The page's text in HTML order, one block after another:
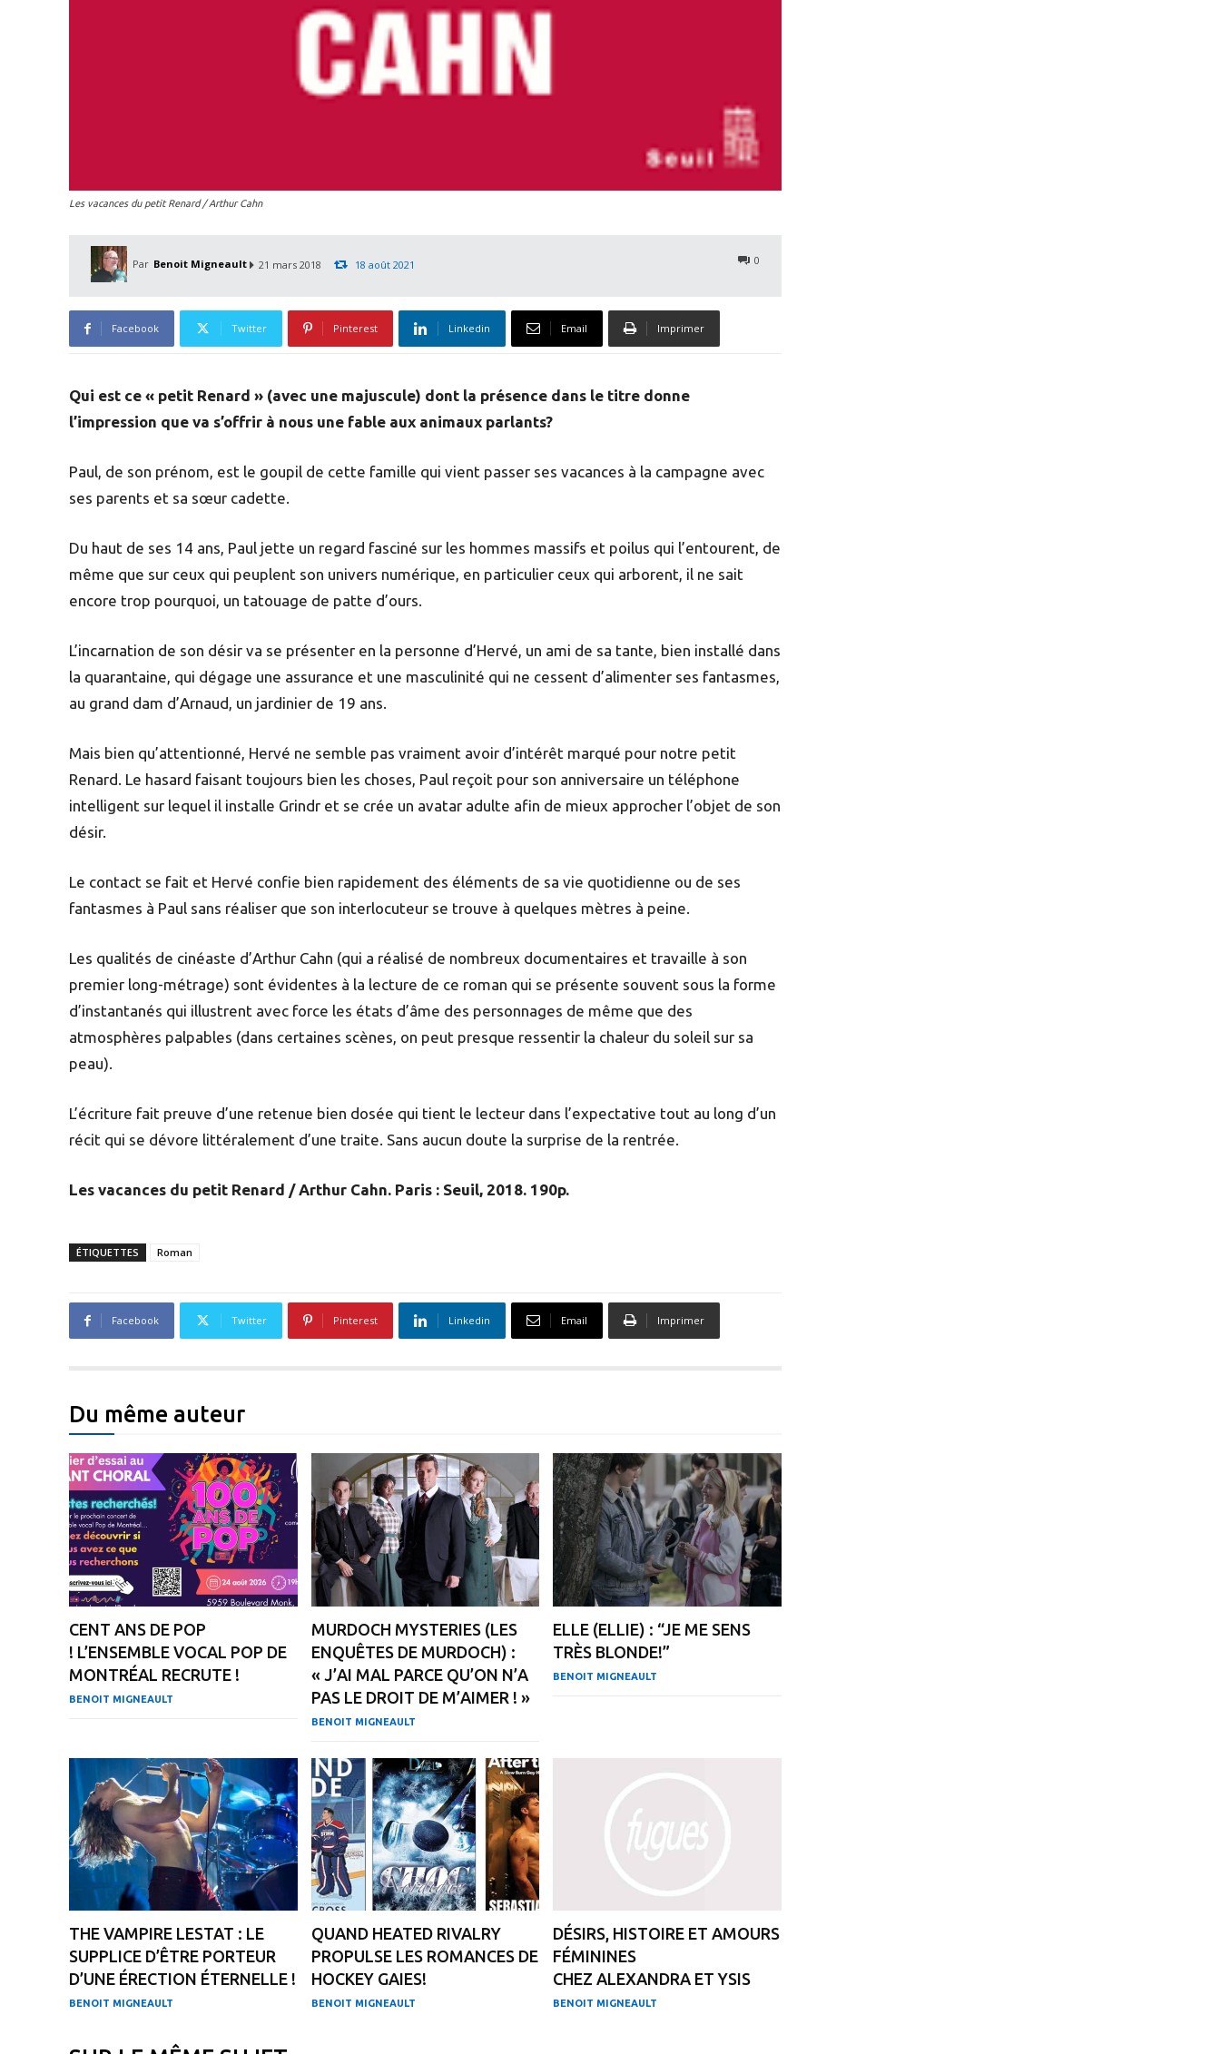
Les vacances du petit Renard / Arthur Cahn
Par Benoit Migneault 21 mars 2018 0
18 août 2021
Facebook Twitter Pinterest Linkedin Email Imprimer
Qui est ce « petit Renard » (avec une majuscule) dont la présence dans le titre donne
l’impression que va s’offrir à nous une fable aux animaux parlants?
Paul, de son prénom, est le goupil de cette famille qui vient passer ses vacances à la campagne avec
ses parents et sa sœur cadette.
Du haut de ses 14 ans, Paul jette un regard fasciné sur les hommes massifs et poilus qui l’entourent, de
même que sur ceux qui peuplent son univers numérique, en particulier ceux qui arborent, il ne sait
encore trop pourquoi, un tatouage de patte d’ours.
L’incarnation de son désir va se présenter en la personne d’Hervé, un ami de sa tante, bien installé dans
la quarantaine, qui dégage une assurance et une masculinité qui ne cessent d’alimenter ses fantasmes,
au grand dam d’Arnaud, un jardinier de 19 ans.
Mais bien qu’attentionné, Hervé ne semble pas vraiment avoir d’intérêt marqué pour notre petit
Renard. Le hasard faisant toujours bien les choses, Paul reçoit pour son anniversaire un téléphone
intelligent sur lequel il installe Grindr et se crée un avatar adulte afin de mieux approcher l’objet de son
désir.
Le contact se fait et Hervé confie bien rapidement des éléments de sa vie quotidienne ou de ses
fantasmes à Paul sans réaliser que son interlocuteur se trouve à quelques mètres à peine.
Les qualités de cinéaste d’Arthur Cahn (qui a réalisé de nombreux documentaires et travaille à son
premier long-métrage) sont évidentes à la lecture de ce roman qui se présente souvent sous la forme
d’instantanés qui illustrent avec force les états d’âme des personnages de même que des
atmosphères palpables (dans certaines scènes, on peut presque ressentir la chaleur du soleil sur sa
peau).
L’écriture fait preuve d’une retenue bien dosée qui tient le lecteur dans l’expectative tout au long d’un
récit qui se dévore littéralement d’une traite. Sans aucun doute la surprise de la rentrée.
Les vacances du petit Renard / Arthur Cahn. Paris : Seuil, 2018. 190p.
ÉTIQUETTES Roman
Facebook Twitter Pinterest Linkedin Email Imprimer
Du même auteur
CENT ANS DE POP
! L’ENSEMBLE VOCAL POP DE
MONTRÉAL RECRUTE !
BENOIT MIGNEAULT
MURDOCH MYSTERIES (LES
ENQUÊTES DE MURDOCH) :
« J’AI MAL PARCE QU’ON N’A
PAS LE DROIT DE M’AIMER ! »
BENOIT MIGNEAULT
ELLE (ELLIE) : “JE ME SENS
TRÈS BLONDE!”
BENOIT MIGNEAULT
THE VAMPIRE LESTAT : LE
SUPPLICE D’ÊTRE PORTEUR
D’UNE ÉRECTION ÉTERNELLE !
BENOIT MIGNEAULT
QUAND HEATED RIVALRY
PROPULSE LES ROMANCES DE
HOCKEY GAIES!
BENOIT MIGNEAULT
DÉSIRS, HISTOIRE ET AMOURS
FÉMININES
CHEZ ALEXANDRA ET YSIS
BENOIT MIGNEAULT